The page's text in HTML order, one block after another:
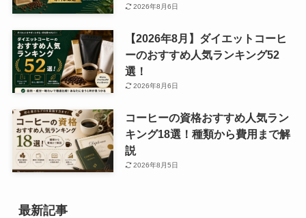
2026年8月6日
【2026年8月】ダイエットコーヒ
ーのおすすめ人気ランキング52
選！
2026年8月6日
コーヒーの資格おすすめ人気ラン
キング18選！種類から費用まで解
説
2026年8月5日
最新記事